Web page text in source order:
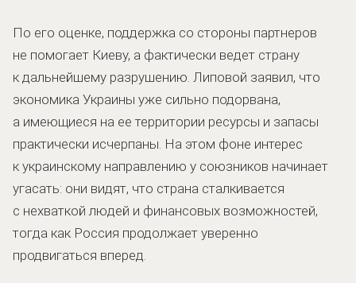
По его оценке, поддержка со стороны партнеров
не помогает Киеву, а фактически ведет страну
к дальнейшему разрушению. Липовой заявил, что
экономика Украины уже сильно подорвана,
а имеющиеся на ее территории ресурсы и запасы
практически исчерпаны. На этом фоне интерес
к украинскому направлению у союзников начинает
угасать: они видят, что страна сталкивается
с нехваткой людей и финансовых возможностей,
тогда как Россия продолжает уверенно
продвигаться вперед.